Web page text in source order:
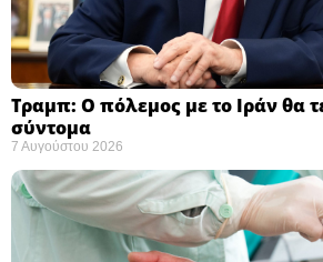
Τραμπ: Ο πόλεμος με το Ιράν θα
σύντομα ​
7 Αυγούστου 2026